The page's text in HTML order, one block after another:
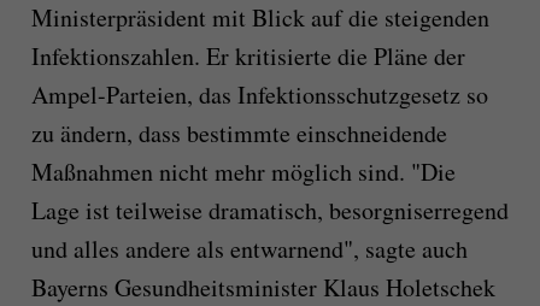
Ministerpräsident mit Blick auf die steigenden
Infektionszahlen. Er kritisierte die Pläne der
Ampel-Parteien, das Infektionsschutzgesetz so
zu ändern, dass bestimmte einschneidende
Maßnahmen nicht mehr möglich sind. "Die
Lage ist teilweise dramatisch, besorgniserregend
und alles andere als entwarnend", sagte auch
Bayerns Gesundheitsminister Klaus Holetschek